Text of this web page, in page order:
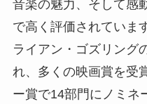
音楽の魅力、そして感
で高く評価されていま
ライアン・ゴズリング
れ、多くの映画賞を受
ー賞で14部門にノミネ